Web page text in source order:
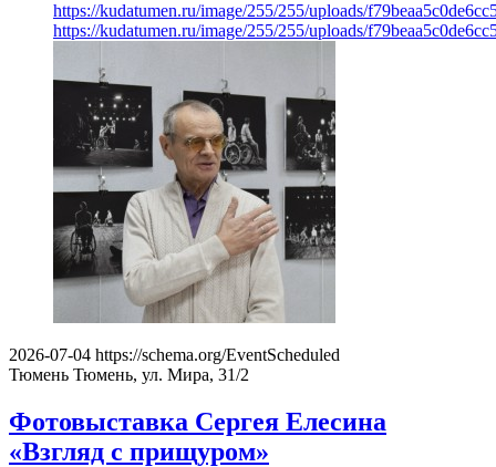
https://kudatumen.ru/image/255/255/uploads/
https://kudatumen.ru/image/255/255/uploads/
2026-07-04 https://schema.org/EventScheduled
Тюмень Тюмень, ул. Мира, 31/2
Фотовыставка Сергея Елесина
«Взгляд с прищуром»